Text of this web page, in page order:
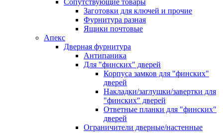
Сопутствующие товары
Заготовки для ключей и прочие
Фурнитура разная
Ящики почтовые
Апекс
Дверная фурнитура
Антипаника
Для "финских" дверей
Корпуса замков для "финских"
дверей
Накладки/заглушки/завертки для
"финских" дверей
Ответные планки для "финских"
дверей
Ограничители дверные/настенные